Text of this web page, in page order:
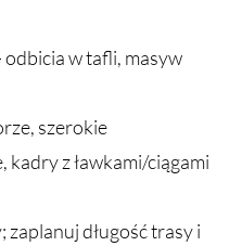
w tafli, masyw
szerokie
z ławkami/ciągami
zaplanuj długość trasy i